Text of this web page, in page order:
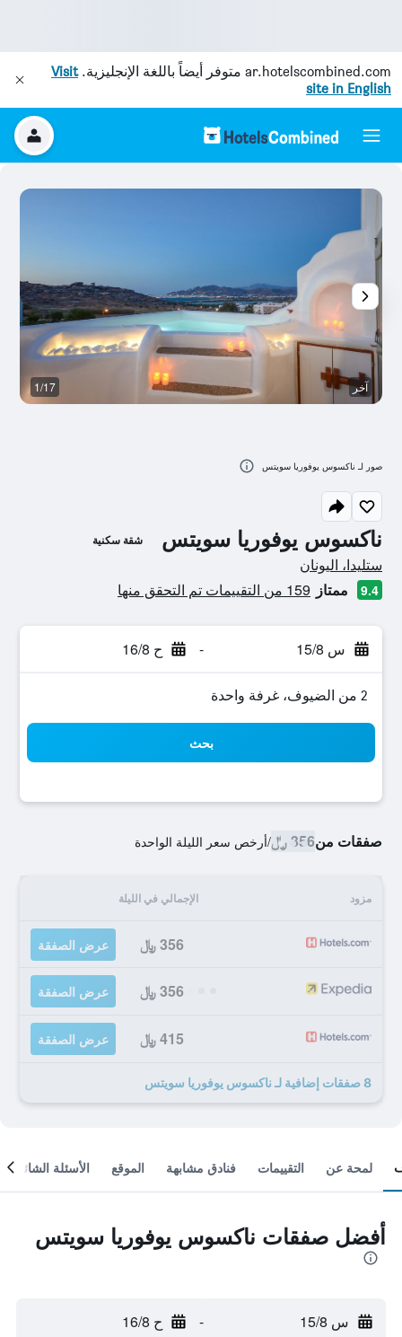
ar.hotelscombined.com متوفر أيضاً باللغة الإنجليزية.Visit
site in English
ناكسوس يوفوريا سويتس شقة سكنية
تقييم فئة 0
ستليدا، اليونان
9.4 ممتاز 159 من التقييمات تم التحقق منها
س 15/8 - ح 16/8
2 من الضيوف، غرفة واحدة
بحث
صفقات من356 ﷼ /أرخص سعر الليلة الواحدة
مزود الإجمالي في الليلة
356 ﷼ عرض الصفقة
356 ﷼ عرض الصفقة
415 ﷼ عرض الصفقة
8 صفقات إضافية لـ ناكسوس يوفوريا سويتس
آخر 1/17
صور لـ ناكسوس يوفوريا سويتس
لمحة عن التقييمات فنادق مشابهة الموقع الأسئلة الشائعة
أفضل صفقات ناكسوس يوفوريا سويتس
س 15/8 - ح 16/8